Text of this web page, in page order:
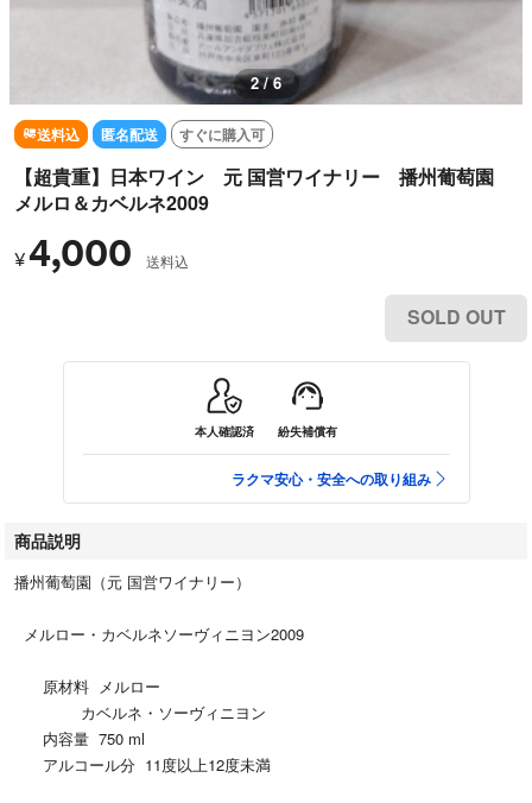
2 / 6
送料込 匿名配送 すぐに購入可
【超貴重】日本ワイン 元 国営ワイナリー 播州葡萄園
メルロ＆カベルネ2009
¥4,000 送料込
SOLD OUT
本人確認済 紛失補償有
ラクマ安心・安全への取り組み
商品説明
播州葡萄園（元 国営ワイナリー）
メルロー・カベルネソーヴィニヨン2009
原材料 メルロー
カベルネ・ソーヴィニヨン
内容量 750 ml
アルコール分 11度以上12度未満